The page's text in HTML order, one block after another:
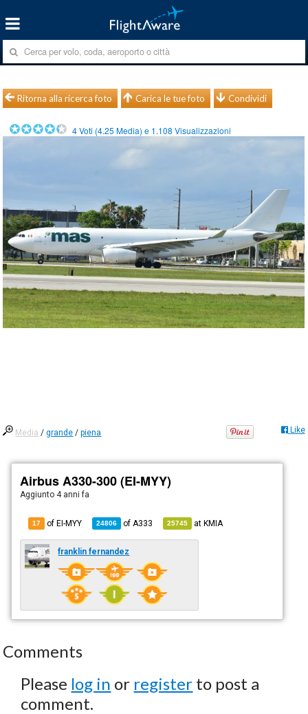
Ritorna alla ricerca foto Carica le tue foto Condividi
4Voti (4.25 Media) e 1.108 Visualizzazioni
Media /grande /piena Like
Airbus A330-300 (EI-MYY)
Aggiunto 4 anni fa
17 of EI-MYY 24806 of A333 25745 atKMIA
franklin fernandez
Comments
Please log in or register to post a
comment.